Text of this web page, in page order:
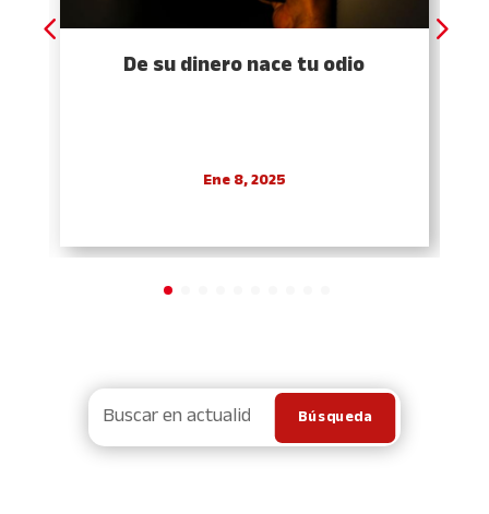
De su dinero nace tu odio
Ene 8, 2025